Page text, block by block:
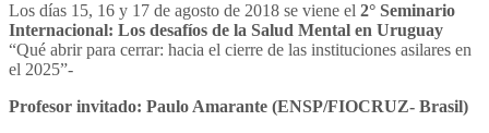
Los días 15, 16 y 17 de agosto de 2018 se viene el 2° Seminario
Internacional: Los desafíos de la Salud Mental en Uruguay
“Qué abrir para cerrar: hacia el cierre de las instituciones asilares en
el 2025”-
Profesor invitado: Paulo Amarante (ENSP/FIOCRUZ- Brasil)